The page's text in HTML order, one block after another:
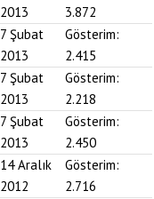
2013
3.872
7 Şubat
2013
Gösterim:
2.415
7 Şubat
2013
Gösterim:
2.218
7 Şubat
2013
Gösterim:
2.450
14 Aralık
2012
Gösterim:
2.716